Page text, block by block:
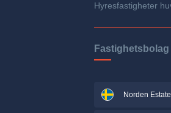
Hyresfastigheter
Fastighetsbolag
Norden